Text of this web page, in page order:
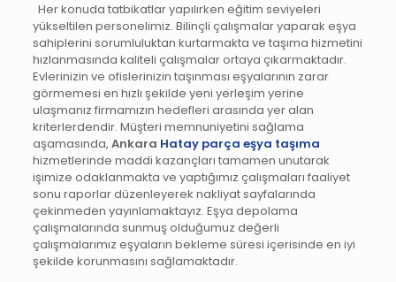
Her konuda tatbikatlar yapılırken eğitim seviyeleri
yükseltilen personelimiz. Bilinçli çalışmalar yaparak eşya
sahiplerini sorumluluktan kurtarmakta ve taşıma hizmetini
hızlanmasında kaliteli çalışmalar ortaya çıkarmaktadır.
Evlerinizin ve ofislerinizin taşınması eşyalarının zarar
görmemesi en hızlı şekilde yeni yerleşim yerine
ulaşmanız firmamızın hedefleri arasında yer alan
kriterlerdendir. Müşteri memnuniyetini sağlama
aşamasında, Ankara Hatay parça eşya taşıma
hizmetlerinde maddi kazançları tamamen unutarak
işimize odaklanmakta ve yaptığımız çalışmaları faaliyet
sonu raporlar düzenleyerek nakliyat sayfalarında
çekinmeden yayınlamaktayız. Eşya depolama
çalışmalarında sunmuş olduğumuz değerli
çalışmalarımız eşyaların bekleme süresi içerisinde en iyi
şekilde korunmasını sağlamaktadır.